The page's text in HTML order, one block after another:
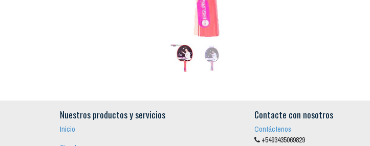
Nuestros productos y servicios
Inicio
Contacte con nosotros
Contáctenos
+5493435069829